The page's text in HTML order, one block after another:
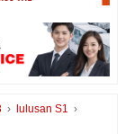
› lulusan S1
›